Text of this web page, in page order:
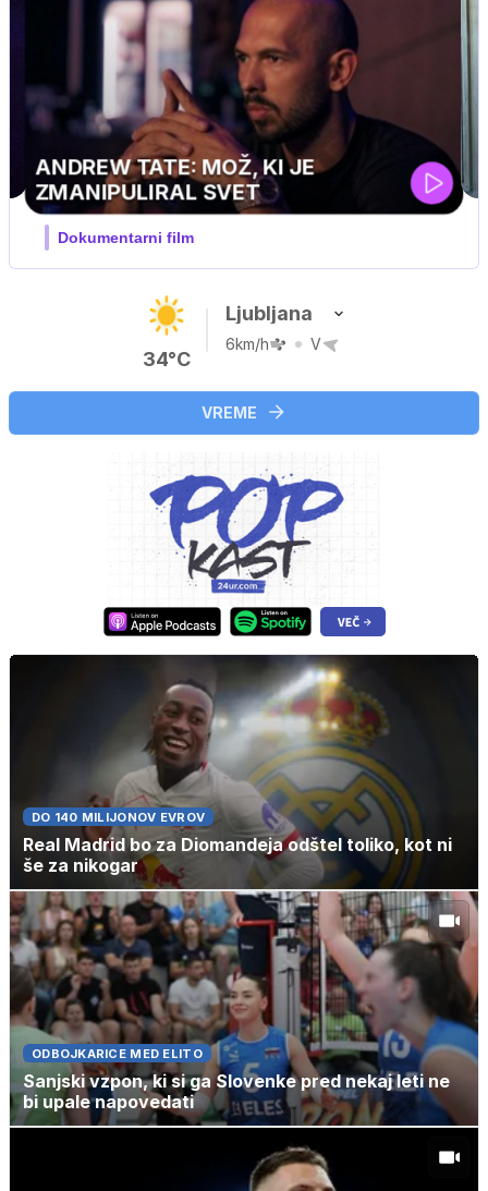
MOJ PRIJATELJ PINGVIN
Film meseca / družinski, pustolovski
34°C
Ljubljana
6km/h V
VREME
DO 140 MILIJONOV EVROV
Real Madrid bo za Diomandeja odštel toliko, kot ni
še za nikogar
ODBOJKARICE MED ELITO
Sanjski vzpon, ki si ga Slovenke pred nekaj leti ne
bi upale napovedati